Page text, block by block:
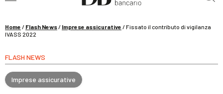
Pignoramento presso terzi e ruolo della banca
Home / Flash News/ Imprese assicurative /Fissato il contributo di vigilanza
IVASS 2022
FLASH NEWS
Imprese assicurative